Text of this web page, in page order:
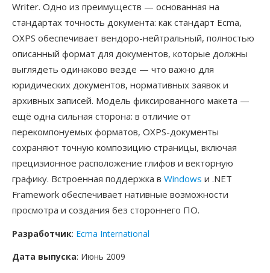
Writer. Одно из преимуществ — основанная на
стандартах точность документа: как стандарт Ecma,
OXPS обеспечивает вендоро-нейтральный, полностью
описанный формат для документов, которые должны
выглядеть одинаково везде — что важно для
юридических документов, нормативных заявок и
архивных записей. Модель фиксированного макета —
ещё одна сильная сторона: в отличие от
перекомпонуемых форматов, OXPS-документы
сохраняют точную композицию страницы, включая
прецизионное расположение глифов и векторную
графику. Встроенная поддержка в Windows и .NET
Framework обеспечивает нативные возможности
просмотра и создания без стороннего ПО.
Разработчик: Ecma International
Дата выпуска: Июнь 2009